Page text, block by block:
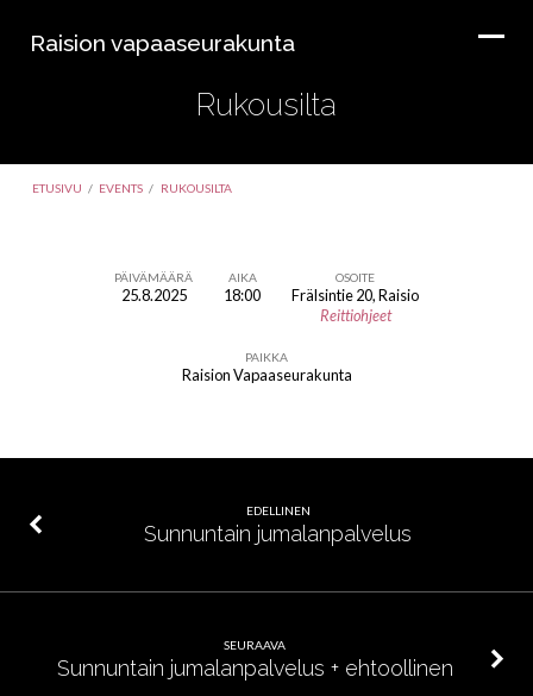
Raision vapaaseurakunta
Rukousilta
ETUSIVU / EVENTS / RUKOUSILTA
PÄIVÄMÄÄRÄ
25.8.2025
AIKA
18:00
OSOITE
Frälsintie 20, Raisio
Reittiohjeet
PAIKKA
Raision Vapaaseurakunta
EDELLINEN
Sunnuntain jumalanpalvelus
SEURAAVA
Sunnuntain jumalanpalvelus + ehtoollinen